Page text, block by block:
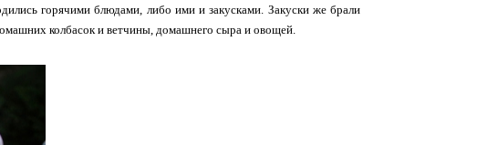
горячими блюдами, либо ими и закусками. Закуски же брали
колбасок и ветчины, домашнего сыра и овощей.